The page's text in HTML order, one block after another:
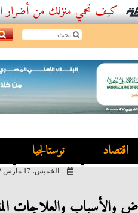
منزلك من أضرار المياه؟
اقتصاد نوستالجيا
الخميس، 17 مارس 2022
والعلاجات